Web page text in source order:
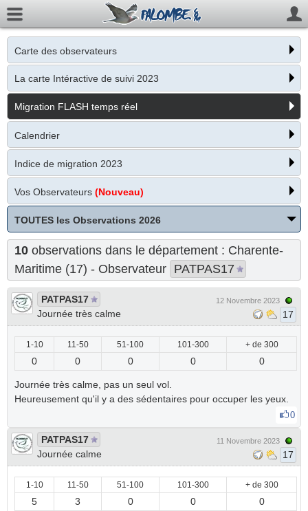
Carte des observateurs
La carte Intéractive de suivi 2023
Migration FLASH temps réel
Calendrier
Indice de migration 2023
Vos Observateurs (Nouveau)
TOUTES les Observations 2026
10 observations dans le département : Charente-
Maritime (17) - Observateur PATPAS17
PATPAS17
Journée très calme
12 Novembre 2023
17
1-10 11-50 51-100 101-300 + de 300
0 0 0 0 0
Journée très calme, pas un seul vol.
Heureusement qu'il y a des sédentaires pour occuper les yeux.
0
PATPAS17
Journée calme
11 Novembre 2023
17
1-10 11-50 51-100 101-300 + de 300
5 3 0 0 0